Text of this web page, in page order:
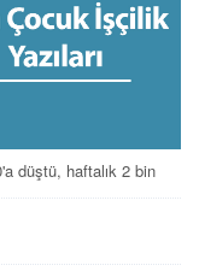
düştü, haftalık 2 bin